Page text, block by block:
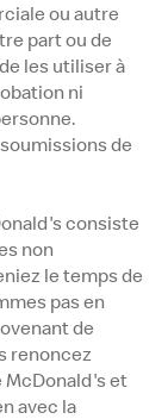
ou autre
part ou de
les utiliser à
ni
de
consiste
non
le temps de
pas en
de
renoncez
et
avec la